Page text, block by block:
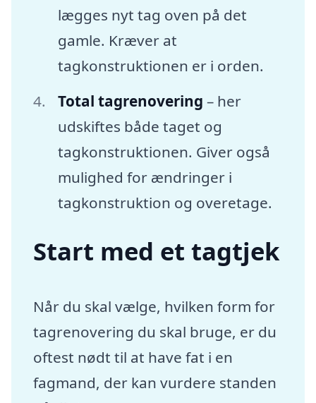
lægges nyt tag oven på det
gamle. Kræver at
tagkonstruktionen er i orden.
Total tagrenovering – her
udskiftes både taget og
tagkonstruktionen. Giver også
mulighed for ændringer i
tagkonstruktion og overetage.
Start med et tagtjek
Når du skal vælge, hvilken form for
tagrenovering du skal bruge, er du
oftest nødt til at have fat i en
fagmand, der kan vurdere standen